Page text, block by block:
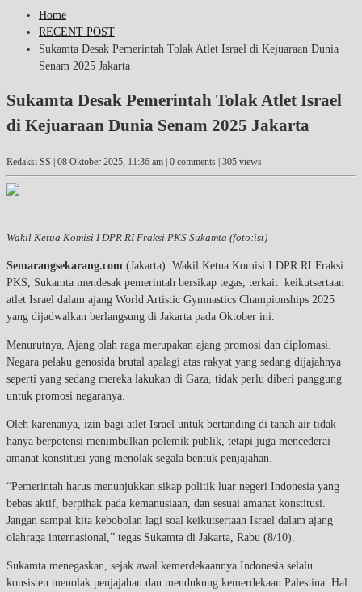
Home
RECENT POST
Sukamta Desak Pemerintah Tolak Atlet Israel di Kejuaraan Dunia
Senam 2025 Jakarta
Sukamta Desak Pemerintah Tolak Atlet Israel
di Kejuaraan Dunia Senam 2025 Jakarta
Redaksi SS | 08 Oktober 2025, 11:36 am | 0 comments | 305 views
Wakil Ketua Komisi I DPR RI Fraksi PKS Sukamta (foto:ist)
Semarangsekarang.com (Jakarta) Wakil Ketua Komisi I DPR RI Fraksi
PKS, Sukamta mendesak pemerintah bersikap tegas, terkait keikutsertaan
atlet Israel dalam ajang World Artistic Gymnastics Championships 2025
yang dijadwalkan berlangsung di Jakarta pada Oktober ini.
Menurutnya, Ajang olah raga merupakan ajang promosi dan diplomasi.
Negara pelaku genosida brutal apalagi atas rakyat yang sedang dijajahnya
seperti yang sedang mereka lakukan di Gaza, tidak perlu diberi panggung
untuk promosi negaranya.
Oleh karenanya, izin bagi atlet Israel untuk bertanding di tanah air tidak
hanya berpotensi menimbulkan polemik publik, tetapi juga mencederai
amanat konstitusi yang menolak segala bentuk penjajahan.
“Pemerintah harus menunjukkan sikap politik luar negeri Indonesia yang
bebas aktif, berpihak pada kemanusiaan, dan sesuai amanat konstitusi.
Jangan sampai kita kebobolan lagi soal keikutsertaan Israel dalam ajang
olahraga internasional,” tegas Sukamta di Jakarta, Rabu (8/10).
Sukamta menegaskan, sejak awal kemerdekaannya Indonesia selalu
konsisten menolak penjajahan dan mendukung kemerdekaan Palestina. Hal